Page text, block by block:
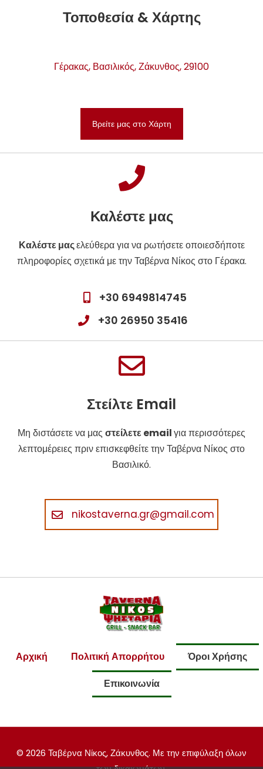
Τοποθεσία & Χάρτης
Γέρακας, Βασιλικός, Ζάκυνθος, 29100
Βρείτε μας στο Χάρτη
Καλέστε μας
Καλέστε μαςελεύθερα για να ρωτήσετε οποιεσδήποτε
πληροφορίες σχετικά με την Ταβέρνα Νίκος στο Γέρακα.
+30 6949814745
+30 26950 35416
Στείλτε Email
Μη διστάσετε να μας στείλετε emailγια περισσότερες
λεπτομέρειες πριν επισκεφθείτε την Ταβέρνα Νίκος στο
Βασιλικό.
nikostaverna.gr@gmail.com
Αρχική Πολιτική Απορρήτου
Όροι Χρήσης
Επικοινωνία
© 2026 Ταβέρνα Νίκος, Ζάκυνθος. Με την επιφύλαξη όλων